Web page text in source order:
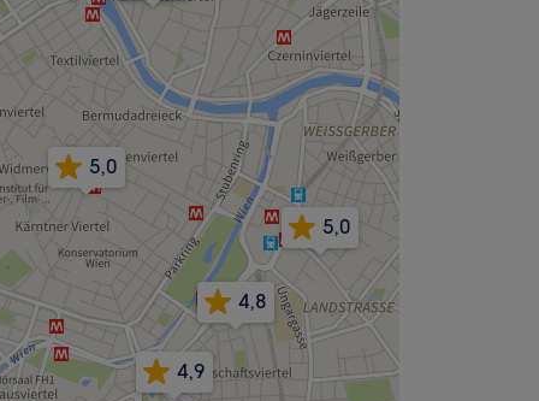
5,0
4,9
5,0
4,8